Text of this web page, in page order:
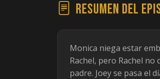
Resumen del
Monica niega estar
Rachel, pero Rachel
padre. Joey se pasa el